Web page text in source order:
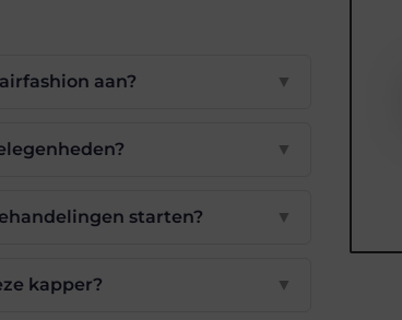
aan? ▼
▼
starten? ▼
kapper? ▼